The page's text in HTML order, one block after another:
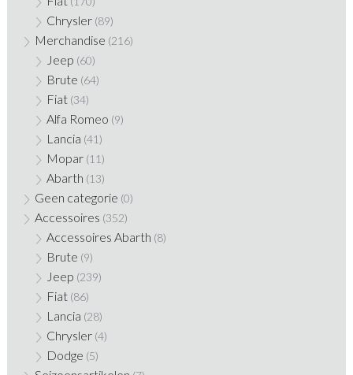
Chrysler (89)
Merchandise (216)
Jeep (60)
Brute (64)
Fiat (34)
Alfa Romeo (9)
Lancia (41)
Mopar (11)
Abarth (13)
Geen categorie (0)
Accessoires (352)
Accessoires Abarth (8)
Brute (9)
Jeep (239)
Fiat (86)
Lancia (28)
Chrysler (4)
Dodge (5)